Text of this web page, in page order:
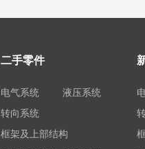
二手零件
电气系统
液压系统
转向系统
框架及上部结构